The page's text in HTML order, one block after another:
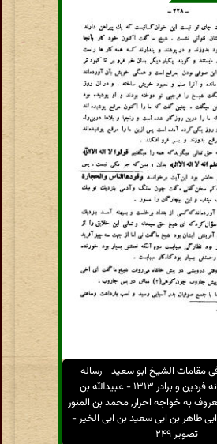
مقامات الشیخ ابو سعید _ رساله
حورائیه، چاپخانه فردین و برادر ۱۳۱۳ - عبیدالله بن
به خواجه احرار, محمد بن المنور
طاهر بن ابی سعید بن ابی الخیر -
تصویر ۲۴۹